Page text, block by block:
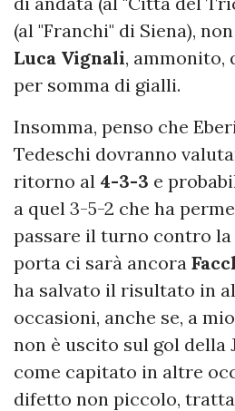
(al "Franchi" di Siena),
Luca Vignali, ammonito,
per somma di gialli.
Insomma, penso che
Tedeschi dovranno
ritorno al 4-3-3 e
a quel 3-5-2 che ha
passare il turno contro la
porta ci sarà ancora
ha salvato il risultato in
occasioni, anche se, a
non è uscito sul gol della
come capitato in altre
difetto non piccolo,